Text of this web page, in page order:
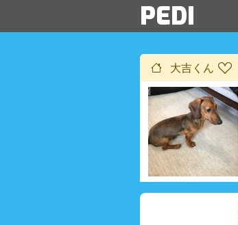
PEDI
大吉くん